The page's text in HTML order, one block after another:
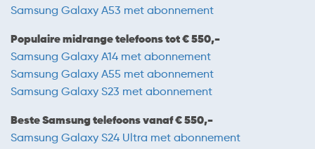
Samsung Galaxy A53 met abonnement
Populaire midrange telefoons tot € 550,-
Samsung Galaxy A14 met abonnement
Samsung Galaxy A55 met abonnement
Samsung Galaxy S23 met abonnement
Beste Samsung telefoons vanaf € 550,-
Samsung Galaxy S24 Ultra met abonnement